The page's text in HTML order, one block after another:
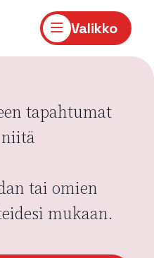
Valikko
tapahtumat
tai omien
mukaan.